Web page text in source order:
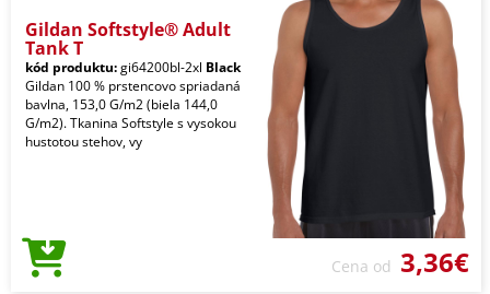
Gildan Softstyle® Adult
Tank T
kód produktu:gi64200bl-2xl Black
Gildan 100 % prstencovo spriadaná
bavlna, 153,0 G/m2 (biela 144,0
G/m2). Tkanina Softstyle s vysokou
hustotou stehov, vy
Cena od 3,36€